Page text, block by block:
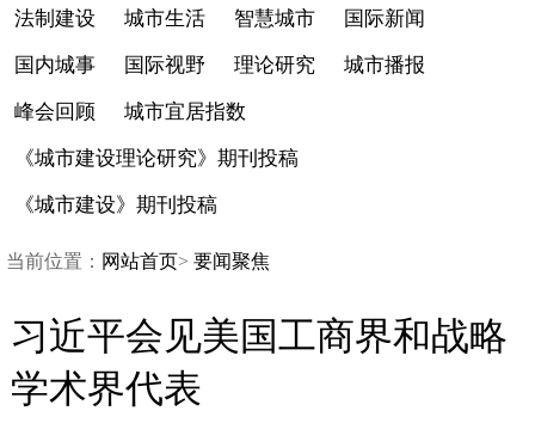
法制建设 城市生活 智慧城市 国际新闻
国内城事 国际视野 理论研究 城市播报
峰会回顾 城市宜居指数
《城市建设理论研究》期刊投稿
《城市建设》期刊投稿
当前位置： 网站首页> 要闻聚焦
习近平会见美国工商界和战略
学术界代表